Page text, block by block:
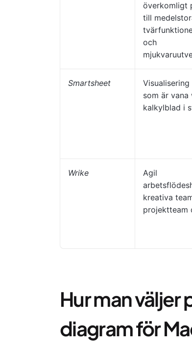
överkomligt
till
och
Smartsheet
som är vana
kalkylblad i
Wrike
Agil
kreativa
projektteam
Hur man
diagram för